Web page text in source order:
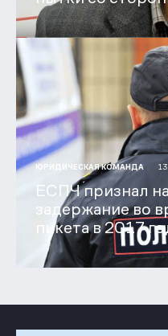
ЮРИДИЧЕСКАЯ КОМАНДА
ЕСПЧ признал
задержание во
пикета в 2017